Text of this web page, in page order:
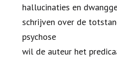
hallucinaties en
schrijven over de
psychose
wil de auteur het